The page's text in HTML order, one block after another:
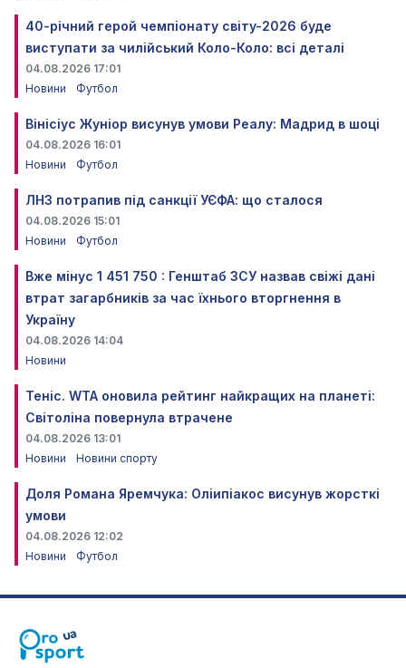
40-річний герой чемпіонату світу-2026 буде
виступати за чилійський Коло-Коло: всі деталі
04.08.2026 17:01
Новини
Футбол
Вінісіус Жуніор висунув умови Реалу: Мадрид в шоці
04.08.2026 16:01
Новини
Футбол
ЛНЗ потрапив під санкції УЄФА: що сталося
04.08.2026 15:01
Новини
Футбол
Вже мінус 1 451 750 : Генштаб ЗСУ назвав свіжі дані
втрат загарбників за час їхнього вторгнення в
Україну
04.08.2026 14:04
Новини
Теніс. WTA оновила рейтинг найкращих на планеті:
Світоліна повернула втрачене
04.08.2026 13:01
Новини
Новини спорту
Доля Романа Яремчука: Оліипіакос висунув жорсткі
умови
04.08.2026 12:02
Новини
Футбол